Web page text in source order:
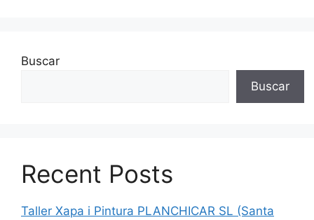
Buscar
Buscar
Recent Posts
Taller Xapa i Pintura PLANCHICAR SL (Santa